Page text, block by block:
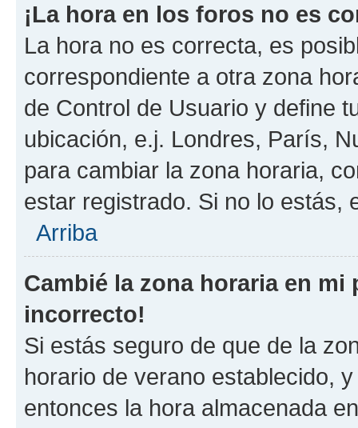
¡La hora en los foros no es
La hora no es correcta, es
correspondiente a otra zona
de Control de Usuario y define
ubicación, e.j. Londres, París,
para cambiar la zona horaria,
estar registrado. Si no lo estás,
Arriba
Cambié la zona horaria en
incorrecto!
Si estás seguro de que de la
horario de verano establecido,
entonces la hora almacenada